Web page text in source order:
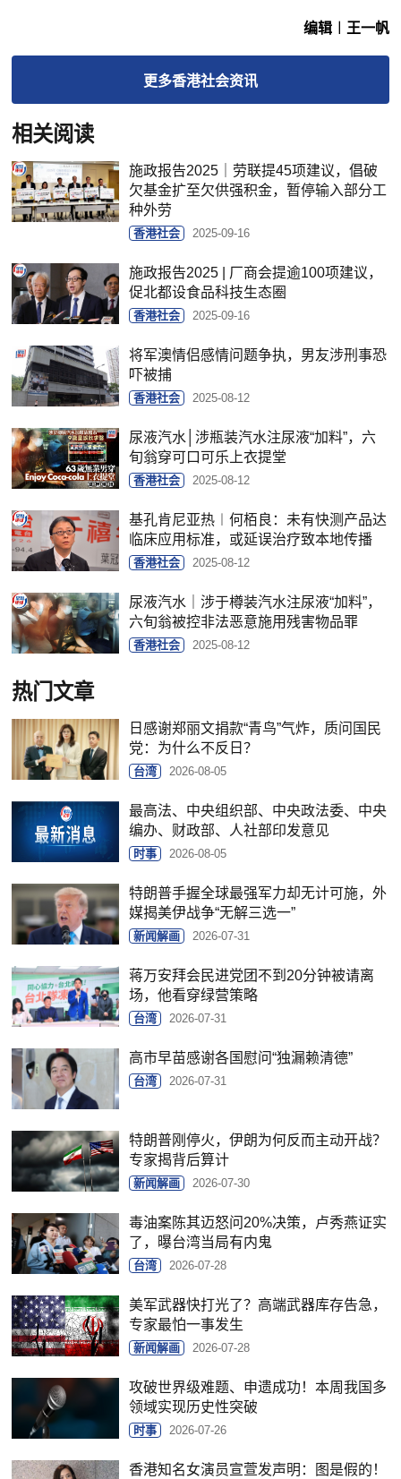
编辑︱王一帆
更多香港社会资讯
相关阅读
施政报告2025｜劳联提45项建议，倡破
欠基金扩至欠供强积金，暂停输入部分工
种外劳
香港社会 2025-09-16
施政报告2025 | 厂商会提逾100项建议，
促北都设食品科技生态圈
香港社会 2025-09-16
将军澳情侣感情问题争执，男友涉刑事恐
吓被捕
香港社会 2025-08-12
尿液汽水│涉瓶装汽水注尿液“加料”，六
旬翁穿可口可乐上衣提堂
香港社会 2025-08-12
基孔肯尼亚热︱何栢良：未有快测产品达
临床应用标准，或延误治疗致本地传播
香港社会 2025-08-12
尿液汽水｜涉于樽装汽水注尿液“加料”，
六旬翁被控非法恶意施用残害物品罪
香港社会 2025-08-12
热门文章
日感谢郑丽文捐款“青鸟”气炸，质问国民
党：为什么不反日？
台湾 2026-08-05
最高法、中央组织部、中央政法委、中央
编办、财政部、人社部印发意见
时事 2026-08-05
特朗普手握全球最强军力却无计可施，外
媒揭美伊战争“无解三选一”
新闻解画 2026-07-31
蒋万安拜会民进党团不到20分钟被请离
场，他看穿绿营策略
台湾 2026-07-31
高市早苗感谢各国慰问“独漏赖清德”
台湾 2026-07-31
特朗普刚停火，伊朗为何反而主动开战？
专家揭背后算计
新闻解画 2026-07-30
毒油案陈其迈怒问20%决策，卢秀燕证实
了，曝台湾当局有内鬼
台湾 2026-07-28
美军武器快打光了？高端武器库存告急，
专家最怕一事发生
新闻解画 2026-07-28
攻破世界级难题、申遗成功！本周我国多
领域实现历史性突破
时事 2026-07-26
香港知名女演员宣萱发声明：图是假的！